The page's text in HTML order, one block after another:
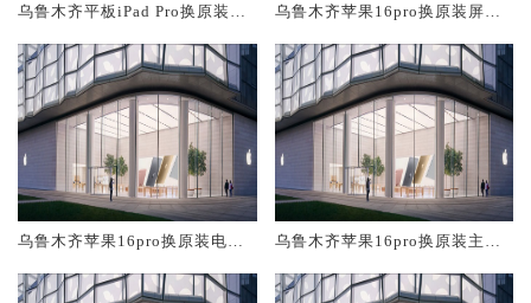
乌鲁木齐平板iPad Pro换原装屏
乌鲁木齐苹果16pro换原装屏幕
乌鲁木齐苹果16pro换原装电池
乌鲁木齐苹果16pro换原装主板